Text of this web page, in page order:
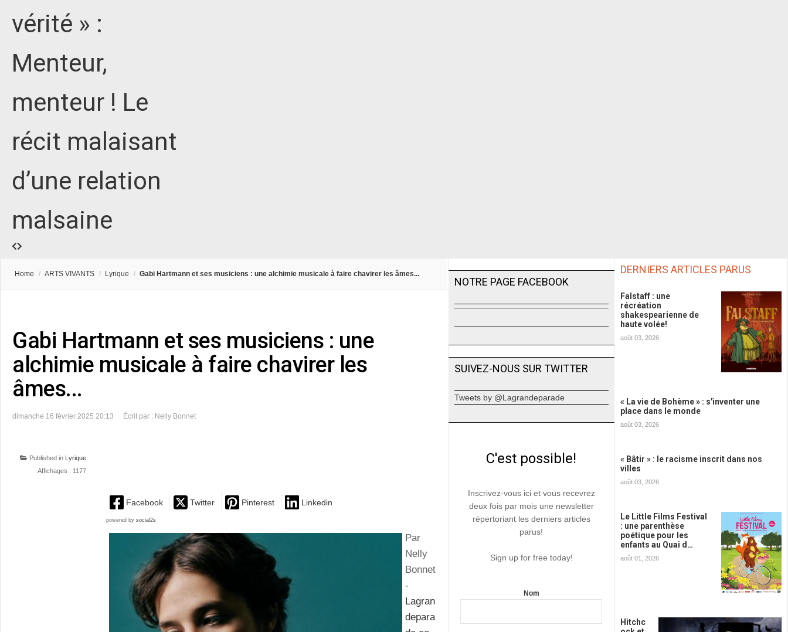
vérité » :
Menteur,
menteur ! Le
récit malaisant
d’une relation
malsaine
Home / ARTS VIVANTS / Lyrique / Gabi Hartmann et ses musiciens : une alchimie musicale à faire chavirer les âmes...
Gabi Hartmann et ses musiciens : une
alchimie musicale à faire chavirer les
âmes...
dimanche 16 février 2025 20:13 Écrit par : Nelly Bonnet
Published in
Lyrique
Affichages : 1177
Facebook Twitter Pinterest Linkedin
powered by social2s
Par
Nelly
Bonnet
-
Lagran
depara
NOTRE PAGE FACEBOOK
SUIVEZ-NOUS SUR TWITTER
Tweets by @Lagrandeparade
C'est possible!
Inscrivez-vous ici et vous recevrez
deux fois par mois une newsletter
répertoriant les derniers articles
parus!
Sign up for free today!
Nom
DERNIERS ARTICLES PARUS
Falstaff : une
récréation
shakespearienne de
haute volée!
août 03, 2026
« La vie de Bohème » : s'inventer une
place dans le monde
août 03, 2026
« Bâtir » : le racisme inscrit dans nos
villes
août 03, 2026
Le Little Films Festival
: une parenthèse
poétique pour les
enfants au Quai d…
août 01, 2026
Hitchc